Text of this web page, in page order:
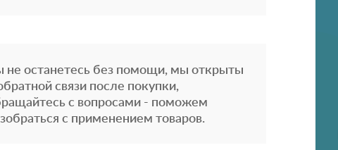
не останетесь без помощи, мы открыты
связи после покупки,
с вопросами - поможем
с применением товаров.